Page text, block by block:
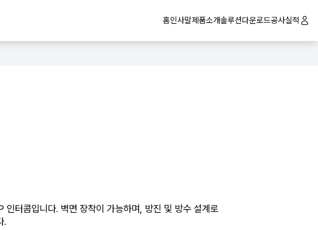
홈인사말제품소개솔루션다운로드공사실적
터콤입니다. 벽면 장착이 가능하며, 방진 및 방수 설계로
.